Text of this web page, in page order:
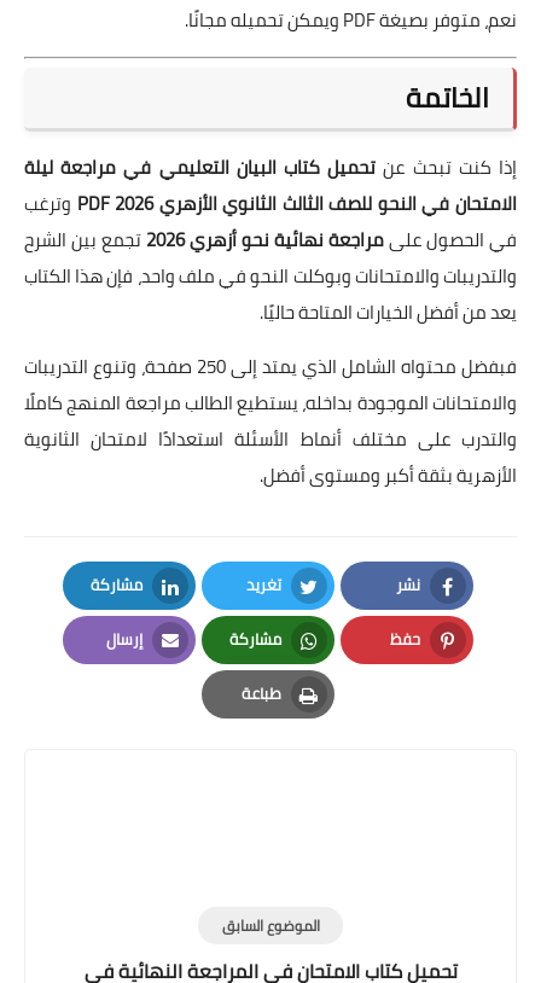
نعم، متوفر بصيغة PDF ويمكن تحميله مجانًا.
الخاتمة
إذا كنت تبحث عن تحميل كتاب البيان التعليمي في مراجعة ليلة
الامتحان في النحو للصف الثالث الثانوي الأزهري 2026 PDF
وترغب
في الحصول علىمراجعة نهائية نحو أزهري 2026
تجمع بين الشرح
والتدريبات والامتحانات وبوكلت النحو في ملف واحد، فإن هذا الكتاب
يعد من أفضل الخيارات المتاحة حاليًا.
فبفضل محتواه الشامل الذي يمتد إلى 250 صفحة، وتنوع التدريبات
والامتحانات الموجودة بداخله، يستطيع الطالب مراجعة المنهج كاملًا
والتدرب على مختلف أنماط الأسئلة استعدادًا لامتحان الثانوية
الأزهرية بثقة أكبر ومستوى أفضل.
نشر
Facebook
تغريد
Twitter
مشاركة
LinkedIn
حفظ
Pinterest
مشاركة
Whatsapp
إرسال
Email
طباعة
Print
الموضوع السابق
تحميل كتاب الامتحان في المراجعة النهائية في